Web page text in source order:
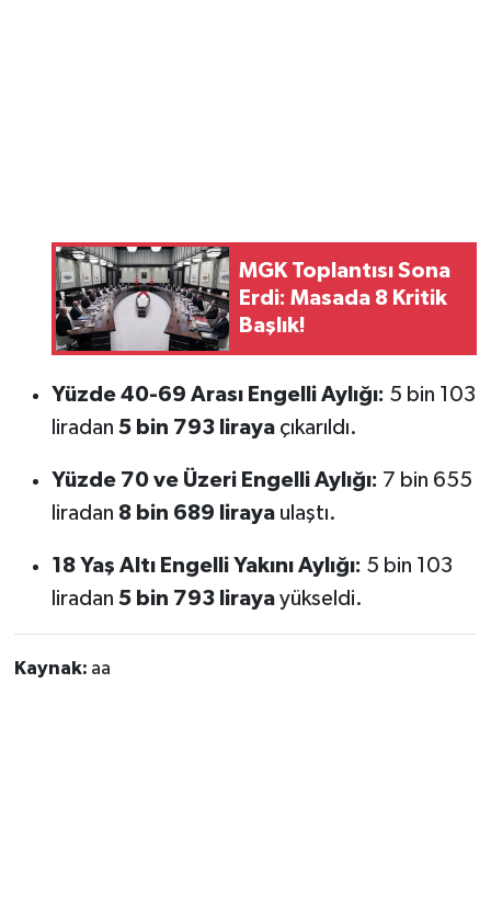
MGK Toplantısı Sona
Erdi: Masada 8 Kritik
Başlık!
Yüzde 40-69 Arası Engelli Aylığı: 5 bin 103
liradan 5 bin 793 lirayaçıkarıldı.
Yüzde 70 ve Üzeri Engelli Aylığı: 7 bin 655
liradan 8 bin 689 lirayaulaştı.
18 Yaş Altı Engelli Yakını Aylığı: 5 bin 103
liradan 5 bin 793 lirayayükseldi.
Kaynak: aa